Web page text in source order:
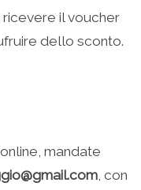
il voucher
dello sconto.
mandate
, con